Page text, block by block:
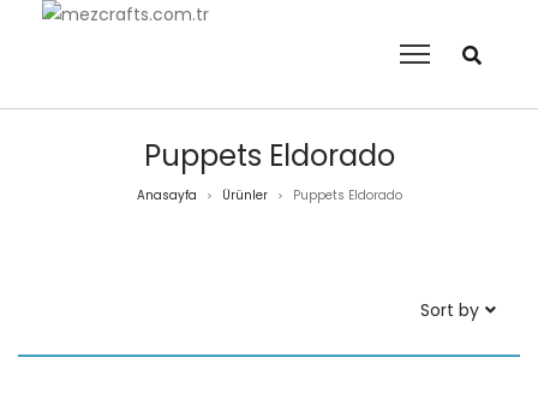
Puppets Eldorado
Anasayfa > Ürünler > Puppets Eldorado
Sort by